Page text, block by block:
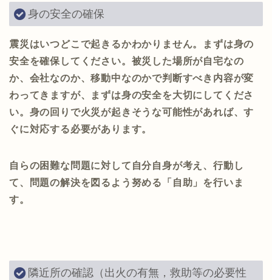
身の安全の確保
震災はいつどこで起きるかわかりません。まずは身の
安全を確保してください。被災した場所が自宅なの
か、会社なのか、移動中なのかで判断すべき内容が変
わってきますが、まずは身の安全を大切にしてくださ
い。身の回りで火災が起きそうな可能性があれば、す
ぐに対応する必要があります。
自らの困難な問題に対して自分自身が考え、行動し
て、問題の解決を図るよう努める「自助」を行いま
す。
隣近所の確認（出火の有無，救助等の必要性